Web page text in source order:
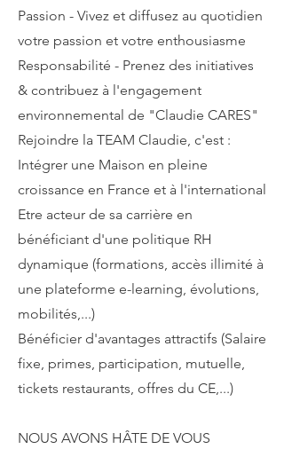
Passion - Vivez et diffusez au quotidien
votre passion et votre enthousiasme
Responsabilité - Prenez des initiatives
& contribuez à l'engagement
environnemental de "Claudie CARES"
Rejoindre la TEAM Claudie, c'est :
Intégrer une Maison en pleine
croissance en France et à l'international
Etre acteur de sa carrière en
bénéficiant d'une politique RH
dynamique (formations, accès illimité à
une plateforme e-learning, évolutions,
mobilités,...)
Bénéficier d'avantages attractifs (Salaire
fixe, primes, participation, mutuelle,
tickets restaurants, offres du CE,...)
NOUS AVONS HÂTE DE VOUS